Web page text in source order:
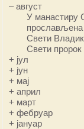
–август
У манастиру
Свети
Свети
+ јул
+ јун
+ мај
+април
+ март
+фебруар
+ јануар